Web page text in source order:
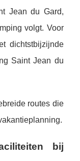
Jean du Gard,
volgt. Voor
dichtstbijzijnde
Saint Jean du
routes die
bij